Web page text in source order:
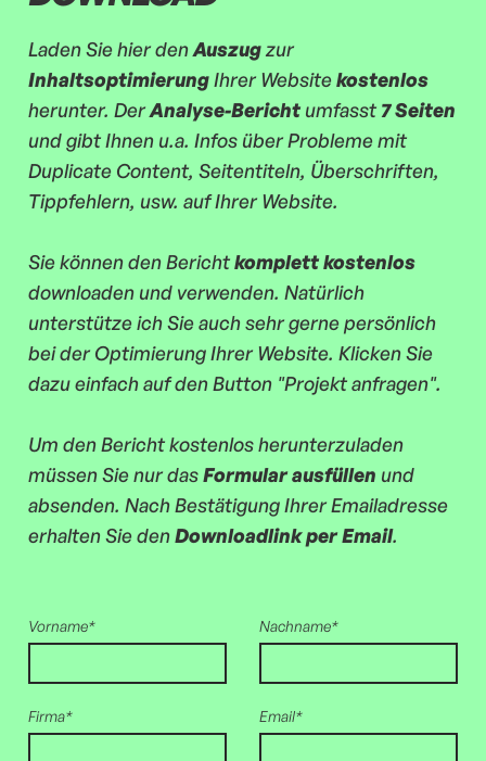
Laden Sie hier denAuszugzur
InhaltsoptimierungIhrer Websitekostenlos
herunter. DerAnalyse-Bericht umfasst 7 Seiten
und gibt Ihnen u.a. Infos über Probleme mit
Duplicate Content, Seitentiteln, Überschriften,
Tippfehlern, usw. auf Ihrer Website.
Sie können den Berichtkomplett kostenlos
downloaden und verwenden. Natürlich
unterstütze ich Sie auch sehr gerne persönlich
bei der Optimierung Ihrer Website. Klicken Sie
dazu einfach auf den Button "Projekt anfragen".
Um den Bericht kostenlos herunterzuladen
müssen Sie nur dasFormular ausfüllen und
absenden. Nach Bestätigung Ihrer Emailadresse
erhalten Sie denDownloadlink per Email.
Vorname* Nachname*
Firma* Email*